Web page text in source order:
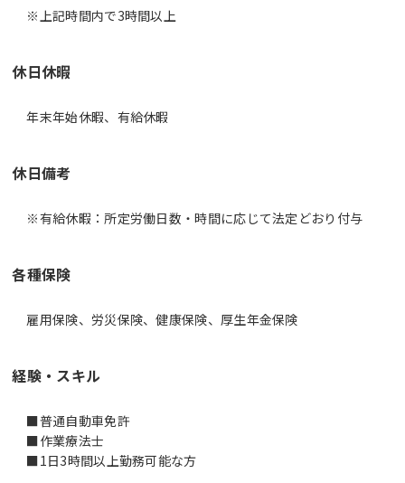
休日休暇
年末年始休暇、有給休暇
休日備考
※有給休暇：所定労働日数・時間に応じて法定どおり付与
各種保険
雇用保険、労災保険、健康保険、厚生年金保険
経験・スキル
■普通自動車免許
■作業療法士
■1日3時間以上勤務可能な方